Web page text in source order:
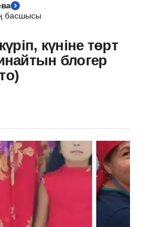
басшысы
күніне төрт
блогер